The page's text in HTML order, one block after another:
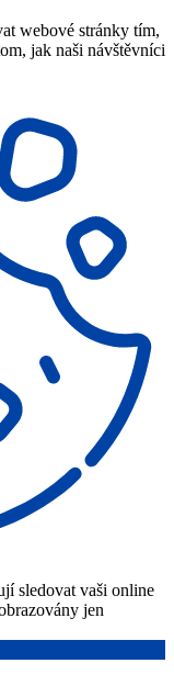
webové stránky tím,
jak naši návštěvníci
sledovat vaši online
jen